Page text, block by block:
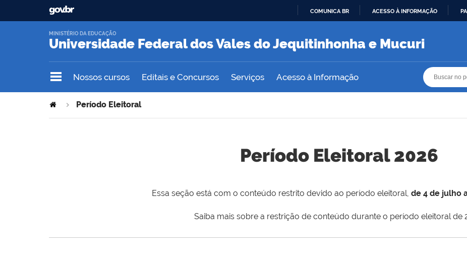
O
COMUNICA BR ACESSO À INFORMAÇÃO
Universidade Federal dos Vales do Jequitinhonha e Mucuri
MINISTÉRIO DA EDUCAÇÃO
Nossos cursos Editais e Concursos Serviços Acesso à Informação
Período Eleitoral
Período Eleitoral 2026
Essa seção está com o conteúdo restrito devido ao período eleitoral, de 4 de julho
Saiba mais sobre a restrição de conteúdo durante o período eleitoral de